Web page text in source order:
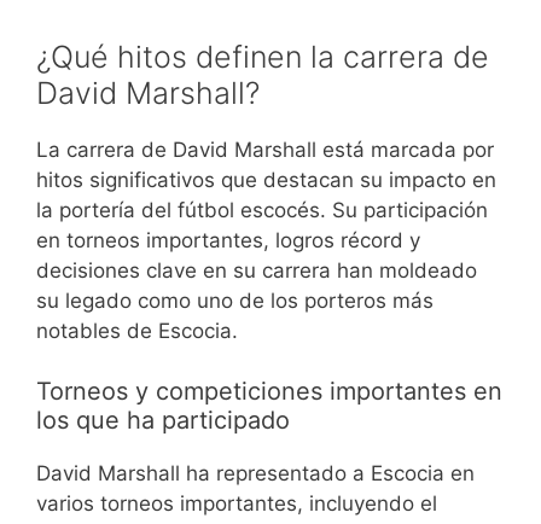
¿Qué hitos definen la carrera de
David Marshall?
La carrera de David Marshall está marcada por
hitos significativos que destacan su impacto en
la portería del fútbol escocés. Su participación
en torneos importantes, logros récord y
decisiones clave en su carrera han moldeado
su legado como uno de los porteros más
notables de Escocia.
Torneos y competiciones importantes en
los que ha participado
David Marshall ha representado a Escocia en
varios torneos importantes, incluyendo el